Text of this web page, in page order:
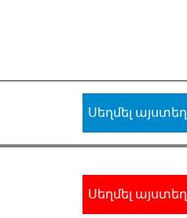
Սեղմել այստեղ
Սեղմել այստեղ